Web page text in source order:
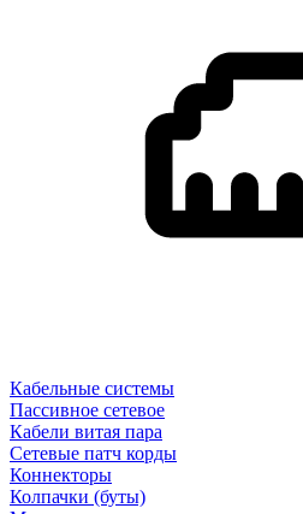
Кабельные системы
Пассивное сетевое
Кабели витая пара
Сетевые патч корды
Коннекторы
Колпачки (буты)